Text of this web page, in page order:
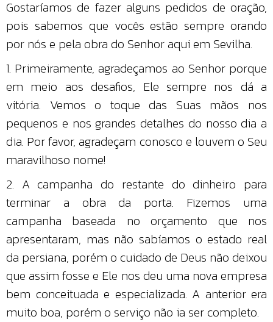
Gostaríamos de fazer alguns pedidos de oração,
pois sabemos que vocês estão sempre orando
por nós e pela obra do Senhor aqui em Sevilha.
1. Primeiramente, agradeçamos ao Senhor porque
em meio aos desafios, Ele sempre nos dá a
vitória. Vemos o toque das Suas mãos nos
pequenos e nos grandes detalhes do nosso dia a
dia. Por favor, agradeçam conosco e louvem o Seu
maravilhoso nome!
2. A campanha do restante do dinheiro para
terminar a obra da porta. Fizemos uma
campanha baseada no orçamento que nos
apresentaram, mas não sabíamos o estado real
da persiana, porém o cuidado de Deus não deixou
que assim fosse e Ele nos deu uma nova empresa
bem conceituada e especializada. A anterior era
muito boa, porém o serviço não ia ser completo.